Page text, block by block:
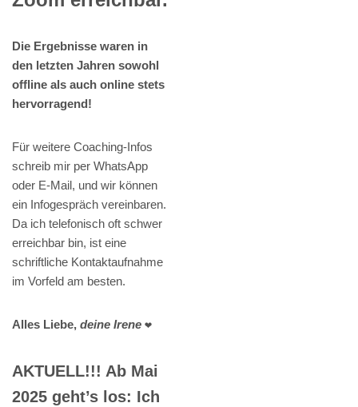
Die Ergebnisse waren in
den letzten Jahren sowohl
offline als auch online stets
hervorragend!
Für weitere Coaching-Infos
schreib mir per WhatsApp
oder E-Mail, und wir können
ein Infogespräch vereinbaren.
Da ich telefonisch oft schwer
erreichbar bin, ist eine
schriftliche Kontaktaufnahme
im Vorfeld am besten.
Alles Liebe, deine Irene ❤️
AKTUELL!!! Ab Mai
2025 geht’s los: Ich